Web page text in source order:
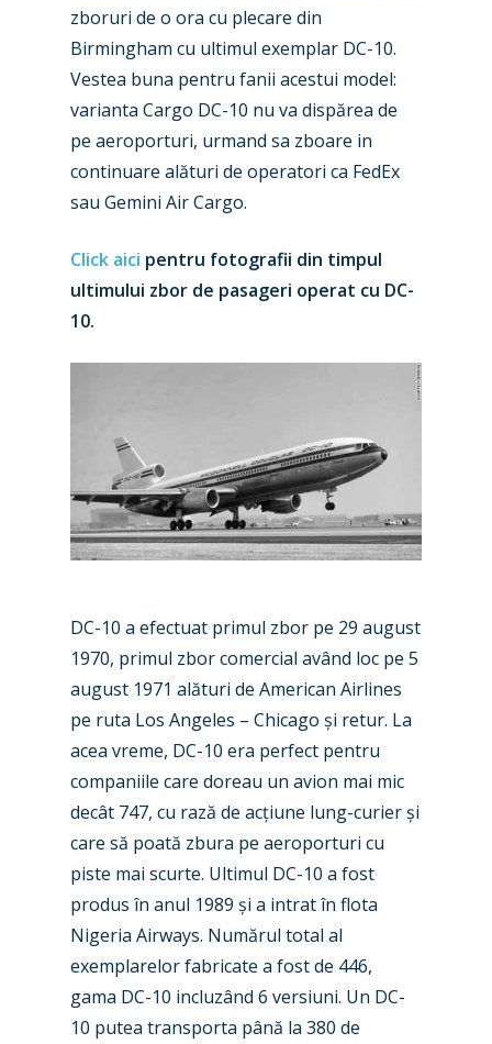
zboruri de o ora cu plecare din
Birmingham cu ultimul exemplar DC-10.
Vestea buna pentru fanii acestui model:
varianta Cargo DC-10 nu va dispărea de
pe aeroporturi, urmand sa zboare in
continuare alături de operatori ca FedEx
sau Gemini Air Cargo.
Click aici pentru fotografii din timpul
ultimului zbor de pasageri operat cu DC-
10.
DC-10 a efectuat primul zbor pe 29 august
1970, primul zbor comercial având loc pe 5
august 1971 alături de American Airlines
pe ruta Los Angeles – Chicago și retur. La
acea vreme, DC-10 era perfect pentru
companiile care doreau un avion mai mic
decât 747, cu rază de acțiune lung-curier și
care să poată zbura pe aeroporturi cu
piste mai scurte. Ultimul DC-10 a fost
produs în anul 1989 și a intrat în flota
Nigeria Airways. Numărul total al
exemplarelor fabricate a fost de 446,
gama DC-10 incluzând 6 versiuni. Un DC-
10 putea transporta până la 380 de